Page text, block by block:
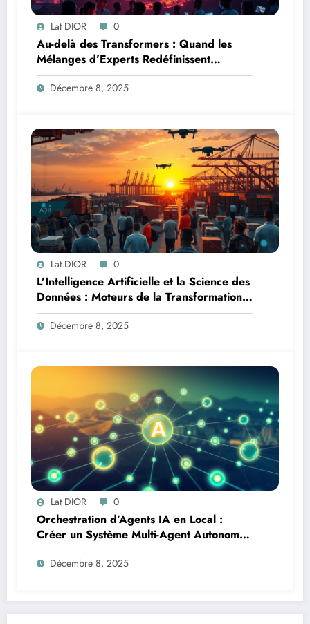
Lat DIOR 0
Au-delà des Transformers : Quand les
Mélanges d’Experts Redéfinissent
l’Efficacité de l’IA
Décembre 8, 2025
Lat DIOR 0
L’Intelligence Artificielle et la Science des
Données : Moteurs de la Transformation
Logistique et Infrastructures en Afrique
Décembre 8, 2025
Lat DIOR 0
Orchestration d’Agents IA en Local :
Créer un Système Multi-Agent Autonome
avec TinyLlama
Décembre 8, 2025